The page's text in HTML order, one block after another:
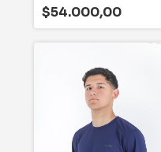
$54.000,00